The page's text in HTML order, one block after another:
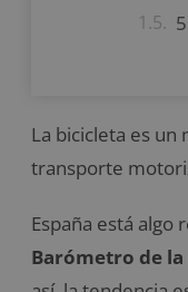
La bicicleta es
transporte
España está algo
Barómetro de la